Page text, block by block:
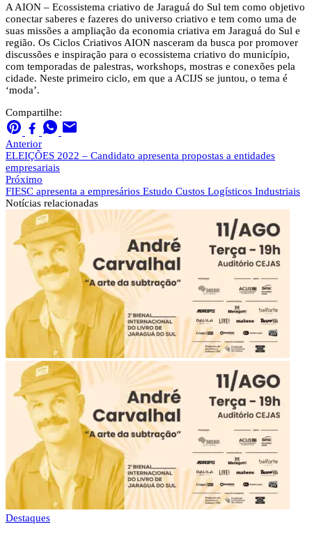
A AION – Ecossistema criativo de Jaraguá do Sul tem como objetivo
conectar saberes e fazeres do universo criativo e tem como uma de
suas missões a ampliação da economia criativa em Jaraguá do Sul e
região. Os Ciclos Criativos AION nasceram da busca por promover
discussões e inspiração para o ecossistema criativo do município,
com temporadas de palestras, workshops, mostras e conexões pela
cidade. Neste primeiro ciclo, em que a ACIJS se juntou, o tema é
‘moda’.
Compartilhe:
Anterior
ELEIÇÕES 2022 – Candidato apresenta propostas a entidades
empresariais
Próximo
FIESC apresenta a empresários Estudo Custos Logísticos Industriais
Notícias relacionadas
Destaques